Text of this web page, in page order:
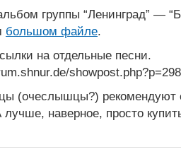
группы “Ленинград” —
большом файле.
на отдельные песни.
(очеслышцы?) рекомендуют
наверное, просто